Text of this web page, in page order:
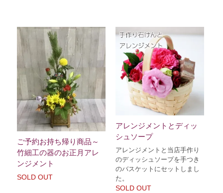
ご予約お持ち帰り商品～
竹細工の器のお正月アレ
ンジメント
SOLD OUT
アレンジメントとディッ
シュソープ
アレンジメントと当店手作り
のディッシュソープを手つき
のバスケットにセットしまし
た。
SOLD OUT